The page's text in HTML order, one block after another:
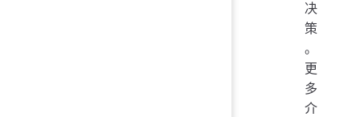
决
策
。
更
多
介